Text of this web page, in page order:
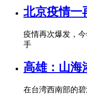
北京疫情一
疫情再次爆发，
手
高雄：山海
在台湾西南部的